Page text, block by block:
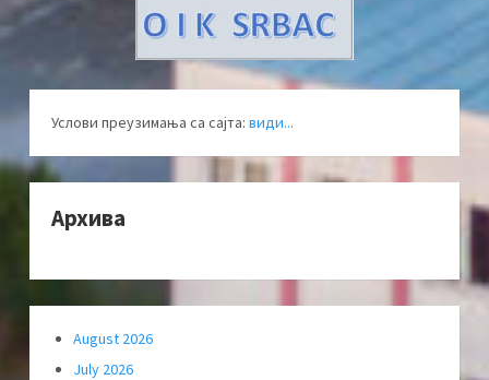
Услови преузимања са сајта: види...
Архива
August 2026
July 2026